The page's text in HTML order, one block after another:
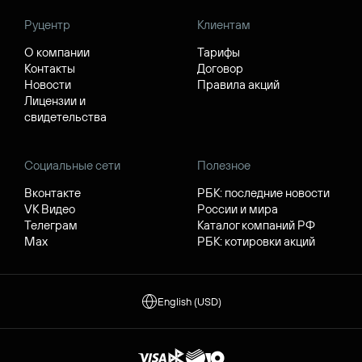
Руцентр
О компании
Контакты
Новости
Лицензии и
свидетельства
Клиентам
Тарифы
Договор
Правила акций
Социальные сети
Вконтакте
VK Видео
Телеграм
Max
Полезное
РБК: последние новости
России и мира
Каталог компаний РФ
РБК: котировки акций
English (USD)